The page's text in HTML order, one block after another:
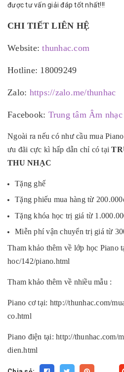
được tư vấn giải đáp tốt nhất!!!
CHI TIẾT LIÊN HỆ
Website:thunhac.com
Hotline: 18009249
Zalo: https://zalo.me/thunhac
Facebook: Trung tâm Âm
Ngoài ra nếu có như cầu mua
ưu đãi cực kì hấp dẫn chỉ có tại
THU NHẠC
Tặng ghế
Tặng phiếu mua hàng từ
Tặng khóa học trị giá từ
Miễn phí vận chuyển trị giá từ
Tham khảo thêm về lớp học Piano
hoc/142/piano.html
Tham khảo thêm về nhiều mẫu :
Piano cơ tại: http://thunhac.com/
co.html
Piano điện tại: http://thunhac.com/
dien.html